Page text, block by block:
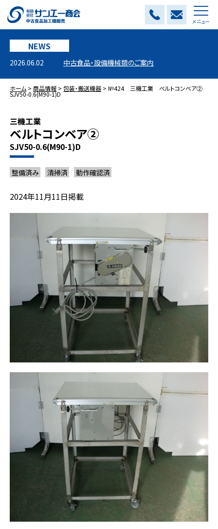
メニュー
NEWS
2026.06.02 中古食品・設備機械類のご案内
ホーム > 商品情報 > 包装・搬送機器 > №424 三機工業 ベルトコンベア②
SJV50-0.6(M90-1)D
三機工業
ベルトコンベア②
SJV50-0.6(M90-1)D
整備済み 清掃済 動作確認済
2024年11月11日掲載